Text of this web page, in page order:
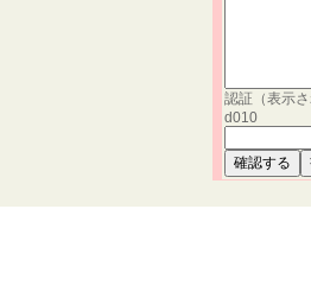
認証（表示
d010